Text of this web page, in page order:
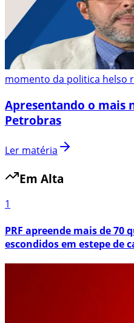
momento da politica helso
Apresentando o mais
Petrobras
Ler matéria
Em Alta
1
PRF apreende mais de 70
escondidos em estepe de